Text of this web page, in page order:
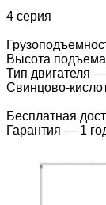
4 серия
Высота
Тип двигателя —
Свинцово-
Бесплатная
Гарантия — 1